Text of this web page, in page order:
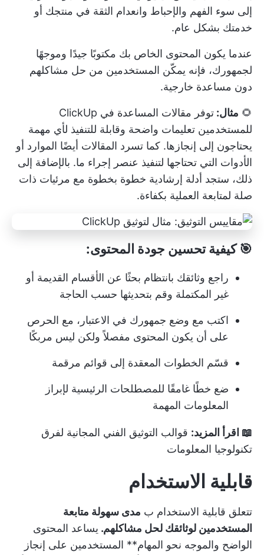
إلى سوء الفهم والإحباط وانعدام الثقة في منتجك أو
خدمتك بشكل عام.
عندما يكون المحتوى الخاص بك مكتوبًا جيدًا وموجهًا
لجمهورك، فإنه يمكّن المستخدمين من حل مشاكلهم
دون مساعدة خارجية.
🌻 مثال:
توفر مقالات المساعدة في ClickUp
للمستخدمين تعليمات واضحة وقابلة للتنفيذ لأي مهمة
يحتاجون إلى إنجازها. كما تسرد المقالات أيضًا الموارد أو
الأدوات التي تحتاجها لتنفيذ عنصر إجراء ما. بالإضافة إلى
ذلك، ستجد أدلة إرشادية خطوة بخطوة مع مرئيات ذات
صلة لمتابعة العملية بكفاءة.
🎯 كيفية تحسين جودة المحتوى:
راجع وثائقك بانتظام بحثًا عن الأقسام القديمة أو
غير المكتملة وقم بتحديثها حسب الحاجة
اكتب مع وضع جمهورك في الاعتبار، مع الحرص
على أن يكون المحتوى مفصلاً ولكن ليس مربكًا
قسّم الخطوات المعقدة إلى قوائم مرقمة
ضع خطًا غامقًا للمصطلحات الرئيسية لإبراز
المعلومات المهمة
📖 اقرأ المزيد: قوالب التوثيق الفني المجانية لفرق
تكنولوجيا المعلومات
قابلية الاستخدام
تتعلق قابلية الاستخدام ب مدى سهولة متابعة
المستخدمين لوثائقك لحل مشاكلهم. يساعد المحتوى
الواضح والموجه نحو المهام** المستخدمين على إنجاز